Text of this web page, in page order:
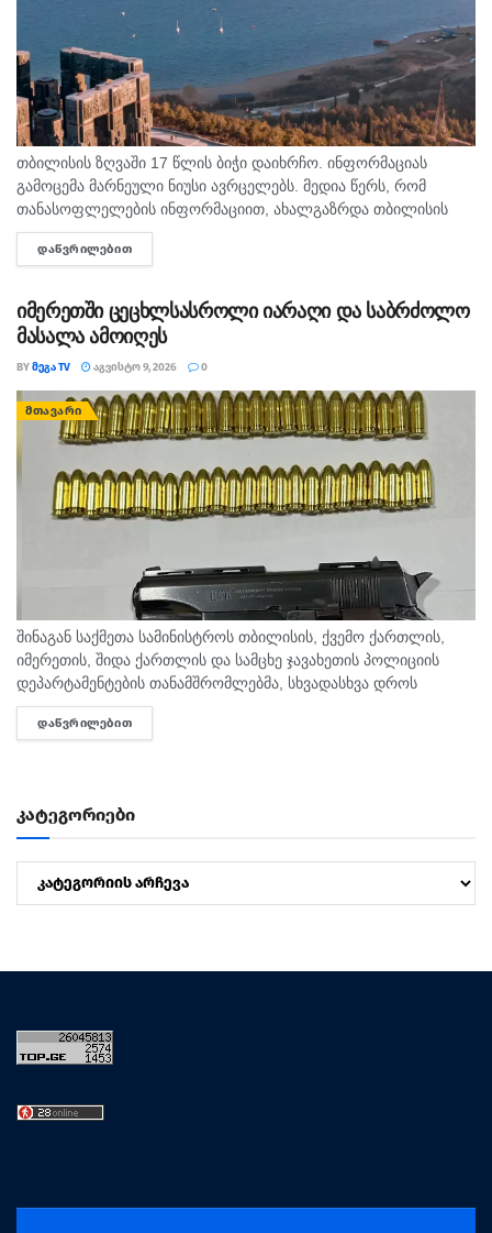
თბილისის ზღვაში 17 წლის ბიჭი დაიხრჩო. ინფორმაციას
გამოცემა მარნეული ნიუსი ავრცელებს. მედია წერს, რომ
თანასოფლელების ინფორმაციით, ახალგაზრდა თბილისის
ზღვაზე თანატოლებთან ერთად საცურაოდ იმყოფებოდა. შსს
ცნობით, გამოძიება 115-ე მუხლით დაიწყო.
ᲓᲐᲬᲕᲠᲘᲚᲔᲑᲘᲗ
იმერეთში ცეცხლსასროლი იარაღი და საბრძოლო
მასალა ამოიღეს
BYᲛᲔᲒᲐ TV ᲐᲒᲕᲘᲡᲢᲝ 9, 2026 0
ᲛᲗᲐᲕᲐᲠᲘ
შინაგან საქმეთა სამინისტროს თბილისის, ქვემო ქართლის,
იმერეთის, შიდა ქართლის და სამცხე ჯავახეთის პოლიციის
დეპარტამენტების თანამშრომლებმა, სხვადასხვა დროს
ჩატარებული საპოლიციო პრევენციული ღონისძიებების
შედეგად, ცეცხლსასროლი იარაღისა და საბრძოლო მასალის
ᲓᲐᲬᲕᲠᲘᲚᲔᲑᲘᲗ
კატეგორიები
კატეგორიები